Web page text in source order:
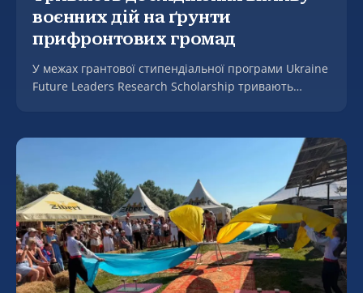
воєнних дій на ґрунти
прифронтових громад
У межах грантової стипендіальної програми Ukraine
Future Leaders Research Scholarship тривають